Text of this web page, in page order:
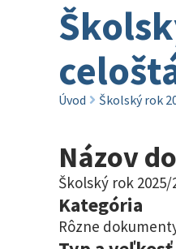
Úvod Školský rok
Názov
Školský rok
Kategória
Rôzne